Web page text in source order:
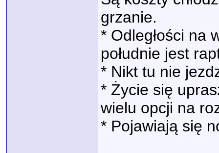
grzanie.
* Odległości na
południe jest
* Nikt tu nie
* Życie się
wielu opcji na
* Pojawiają się